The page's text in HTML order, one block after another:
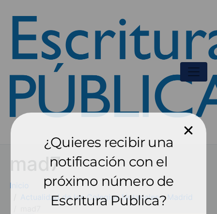
mad7
Inicio
Actualidad de los Colegios Notariales - Madrid
¿Quieres recibir una
notificación con el
próximo número de
Escritura Pública?